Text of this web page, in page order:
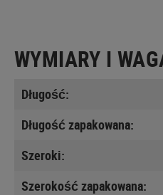
WYMIARY I
Długość:
Długość zapakowana:
Szeroki:
Szerokość zapakowana: